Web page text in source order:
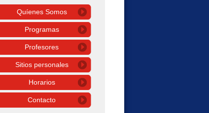
Quíenes Somos
Programas
Profesores
Sitios personales
Horarios
Contacto